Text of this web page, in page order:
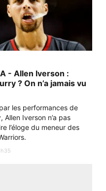
- Allen Iverson :
? On n’a jamais vu
les performances de
Allen Iverson n’a pas
l’éloge du meneur des